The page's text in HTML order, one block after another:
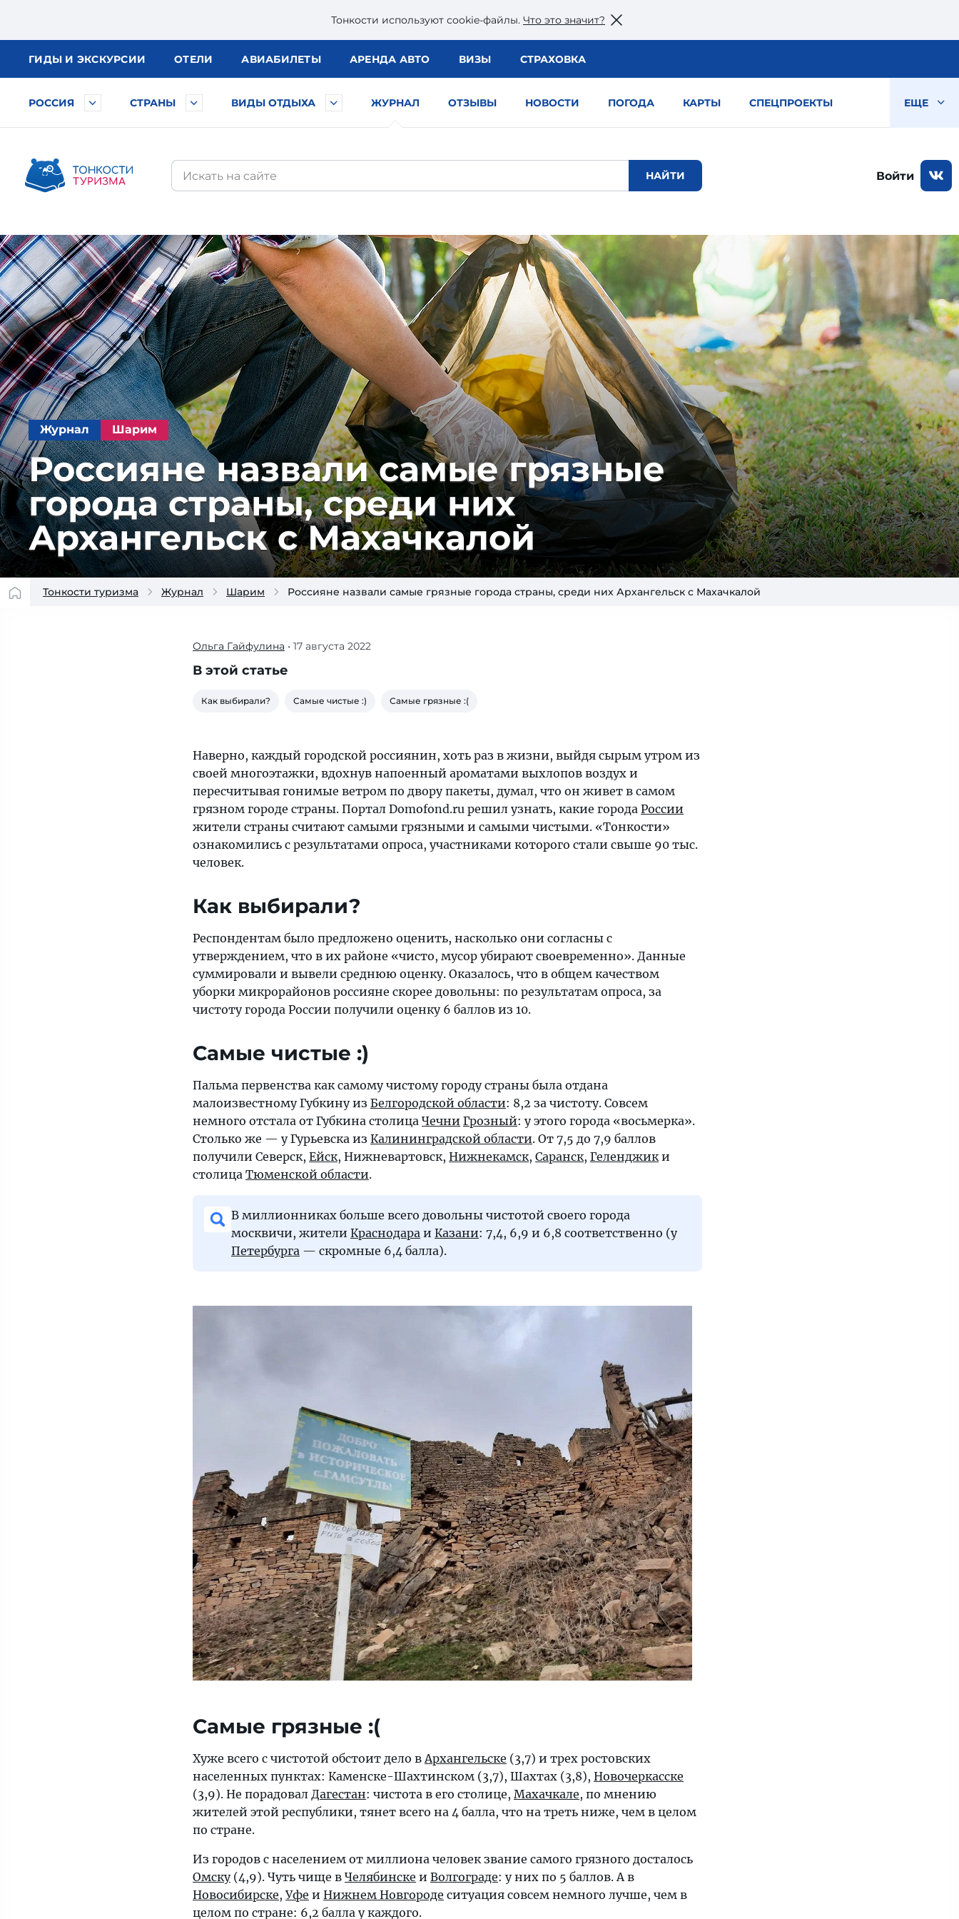
Тонкости используют сookie-файлы. Что это значит?
ГИДЫ И ЭКСКУРСИИ ОТЕЛИ АВИАБИЛЕТЫ АРЕНДА АВТО ВИЗЫ СТРАХОВКА
РОССИЯ СТРАНЫ ВИДЫ ОТДЫХА ЖУРНАЛ ОТЗЫВЫ НОВОСТИ ПОГОДА КАРТЫ СПЕЦПРОЕКТЫ ЕЩЕ
Войти
Журнал Шарим
Россияне назвали самые грязные
города страны, среди них
Архангельск с Махачкалой
Тонкости туризма Журнал Шарим Россияне назвали самые грязные города страны, среди них Архангельск с Махачкалой
Респондентам
было
оценить,
согласны
с
утверждением,
что
в
их
районе
мусор
убирают
своевременно»
Ольга Гайфулина • 17 августа 2022
В этой статье
Как выбирали? Самые чистые :) Самые грязные :(
Наверно, каждый городской россиянин, хоть раз в жизни, выйдя сырым утром из
своей многоэтажки, вдохнув напоенный ароматами выхлопов воздух и
пересчитывая гонимые ветром по двору пакеты, думал, что он живет в самом
грязном городе страны. Портал Domofond.ru решил узнать, какие города России
жители страны считают самыми грязными и самыми чистыми. «Тонкости»
ознакомились с результатами опроса, участниками которого стали свыше 90 тыс.
человек.
Как выбирали?
Респондентам было предложено оценить, насколько они согласны с
утверждением, что в их районе «чисто, мусор убирают своевременно». Данные
суммировали и вывели среднюю оценку. Оказалось, что в общем качеством
уборки микрорайонов россияне скорее довольны: по результатам опроса, за
чистоту города России получили оценку 6 баллов из 10.
Самые чистые :)
Пальма первенства как самому чистому городу страны была отдана
малоизвестному Губкину из Белгородской области: 8,2 за чистоту. Совсем
немного отстала от Губкина столица Чечни Грозный: у этого города «восьмерка».
Столько же — у Гурьевска из Калининградской области. От 7,5 до 7,9 баллов
получили Северск, Ейск, Нижневартовск, Нижнекамск, Саранск, Геленджики
столица Тюменской области.
В миллионниках больше всего довольны чистотой своего города
москвичи, жители Краснодара и Казани: 7,4, 6,9 и 6,8 соответственно (у
Петербурга — скромные 6,4 балла).
Самые грязные :(
Хуже всего с чистотой обстоит дело вАрхангельске (3,7) и трех ростовских
населенных пунктах: Каменске-Шахтинском (3,7), Шахтах (3,8), Новочеркасске
(3,9). Не порадовал Дагестан: чистота в его столице, Махачкале, по мнению
жителей этой республики, тянет всего на 4 балла, что на треть ниже, чем в целом
по стране.
Из городов с населением от миллиона человек звание самого грязного досталось
Омску(4,9). Чуть чище в Челябинске и Волгограде: у них по 5 баллов. А в
Новосибирске, Уфе и Нижнем Новгороде ситуация совсем немного лучше, чем в
целом по стране: 6,2 балла у каждого.